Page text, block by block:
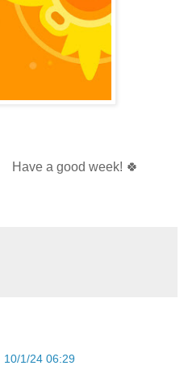
Have a good week! 🍀
10/1/24 06:29